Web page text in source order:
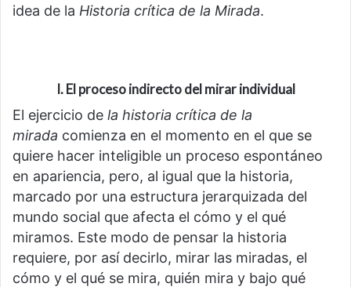
idea de la Historia crítica de la Mirada.
I. El proceso indirecto del mirar individual
El ejercicio de la historia crítica de la
mirada comienza en el momento en el que se
quiere hacer inteligible un proceso espontáneo
en apariencia, pero, al igual que la historia,
marcado por una estructura jerarquizada del
mundo social que afecta el cómo y el qué
miramos. Este modo de pensar la historia
requiere, por así decirlo, mirar las miradas, el
cómo y el qué se mira, quién mira y bajo qué